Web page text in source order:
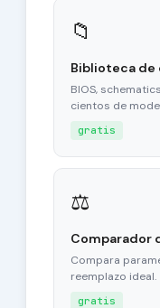
📁
Biblioteca de
BIOS,
cientos de
gratis
⚖
Comparador
Compara
reemplazo ideal.
gratis